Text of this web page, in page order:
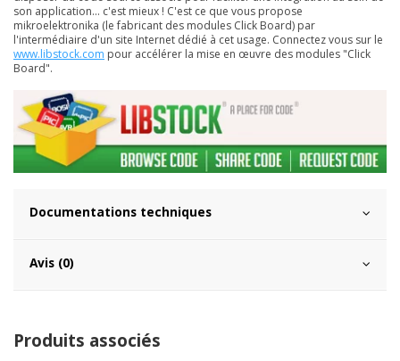
son application... c'est mieux ! C'est ce que vous propose
mikroelektronika (le fabricant des modules Click Board) par
l'intermédiaire d'un site Internet dédié à cet usage. Connectez vous sur le
www.libstock.com pour accélérer la mise en œuvre des modules "Click
Board".
Documentations techniques
Avis (0)
Produits associés